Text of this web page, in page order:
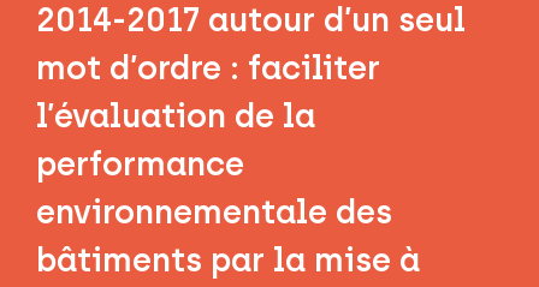
2014-2017 autour d’un seul
mot d’ordre : faciliter
l’évaluation de la
performance
environnementale des
bâtiments par la mise à